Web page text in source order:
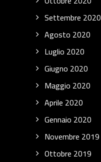
Settembre 2020
Agosto 2020
Luglio 2020
Giugno 2020
Maggio 2020
Aprile 2020
Gennaio 2020
Novembre 2019
Ottobre 2019